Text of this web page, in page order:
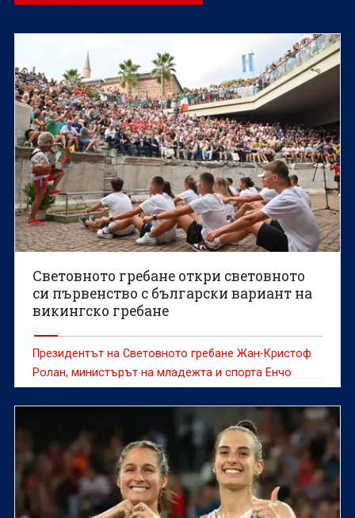
Световното гребане откри световното
си първенство с български вариант на
викингско гребане
Президентът на Световното гребане Жан-Кристоф
Ролан, министърът на младежта и спорта Енчо
Керязов и председателят на Българския
олимпийски комитет Весела Лечева дадоха старт на
Световното първенство по гребане до 19 г., което
ще се проведе в Пловдив от 6 до 9 август.